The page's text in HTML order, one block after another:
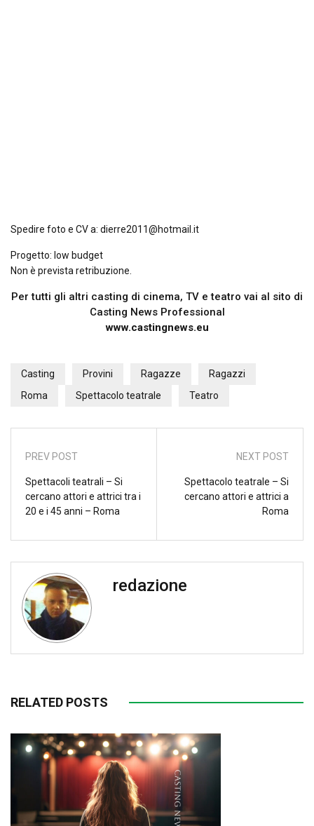
Spedire foto e CV a: dierre2011@hotmail.it
Progetto: low budget
Non è prevista retribuzione.
Per tutti gli altri casting di cinema, TV e teatro vai al sito di
Casting News Professional
www.castingnews.eu
Casting Provini Ragazze
Ragazzi
Roma
Spettacolo teatrale Teatro
PREV POST
Spettacoli teatrali – Si
cercano attori e attrici tra i
20 e i 45 anni – Roma
NEXT POST
Spettacolo teatrale – Si
cercano attori e attrici a
Roma
redazione
RELATED POSTS